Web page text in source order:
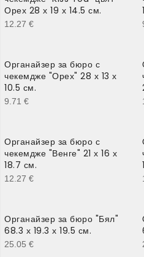
Орех 28 х 19 х 14.5 см.
12.27 €
Органайзер за бюро с
чекемдже "Орех" 28 х 13 х
10.5 см.
9.71 €
Органайзер за бюро с
чекемдже "Венге" 21 х 16 х
18.7 см.
12.27 €
Органайзер за бюро "Бял"
68.3 х 19.3 х 19.5 см.
25.05 €